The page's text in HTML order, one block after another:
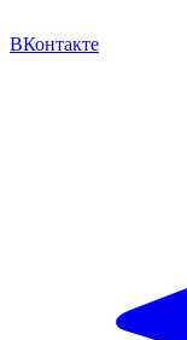
ВКонтакте